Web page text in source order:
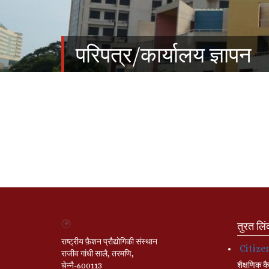
परिपत्र/कार्यालय ज्ञापन
राष्ट्रीय फ़ैशन प्रौद्योगिकी संस्थान
राजीव गांधी सालै, तरमणि,
चेन्नै-600113
तुरत
शैक्षणिक